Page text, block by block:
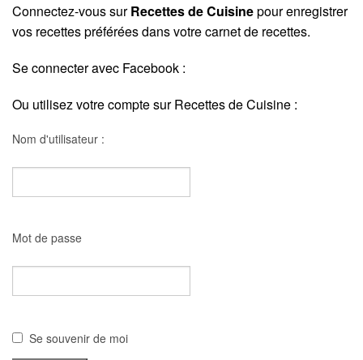
Connectez-vous surRecettes de Cuisinepour enregistrer
vos recettes préférées dans votre carnet de recettes.
Se connecter avec Facebook :
Ou utilisez votre compte sur Recettes de Cuisine :
Nom d'utilisateur :
Mot de passe
Se souvenir de moi